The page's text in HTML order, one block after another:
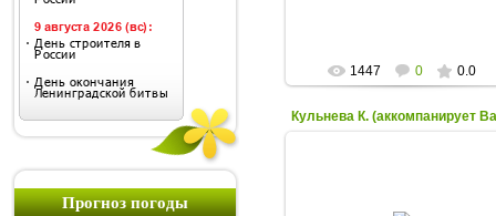
Прогноз погоды
1447 0 0.0